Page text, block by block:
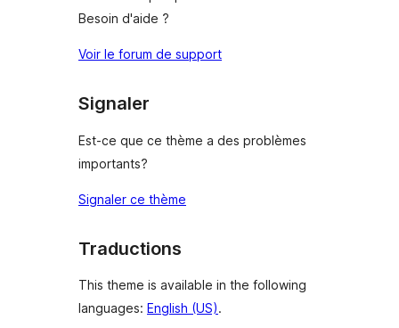
Besoin d'aide ?
Voir le forum de support
Signaler
Est-ce que ce thème a des problèmes
importants?
Signaler ce thème
Traductions
This theme is available in the following
languages: English (US).